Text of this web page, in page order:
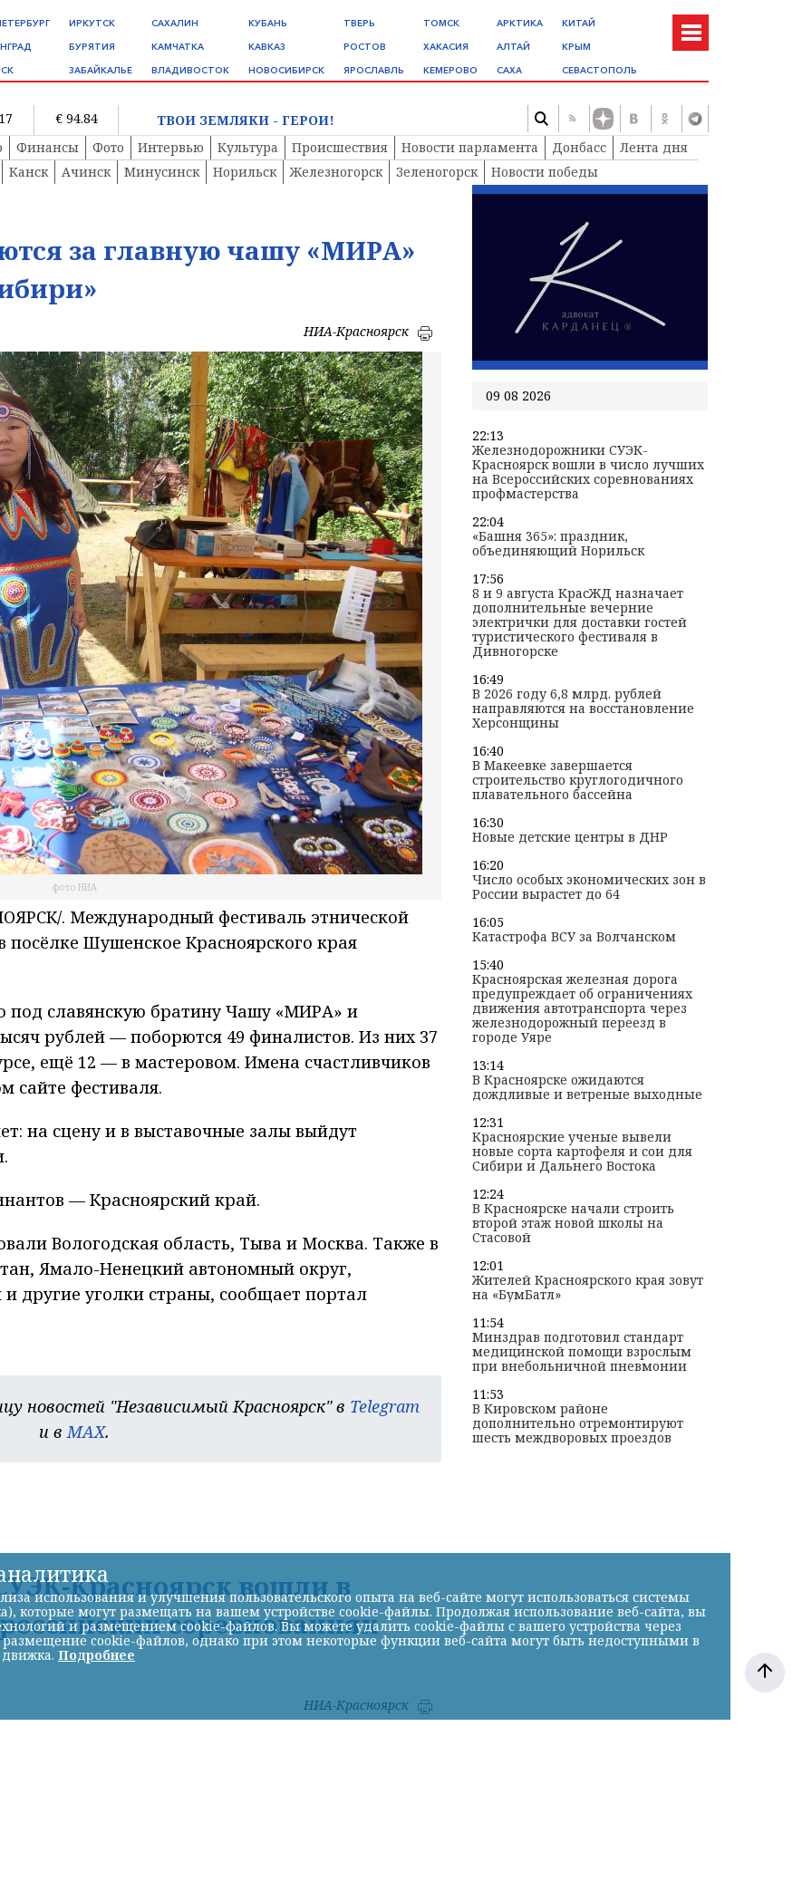
ИРКУТСК
БУРЯТИЯ
ЗАБАЙКАЛЬЕ
САХАЛИН
КАМЧАТКА
ВЛАДИВОСТОК
КУБАНЬ
КАВКАЗ
НОВОСИБИРСК
ТВЕРЬ
РОСТОВ
ЯРОСЛАВЛЬ
ТОМСК
ХАКАСИЯ
КЕМЕРОВО
АРКТИКА
АЛТАЙ
САХА
КИТАЙ
КРЫМ
СЕВАСТОПОЛЬ
€ 94.84
ТВОИ ЗЕМЛЯКИ - ГЕРОИ!
Финансы Фото Интервью Культура Происшествия Новости парламента Донбасс
Лента дня
Канск Ачинск Минусинск Норильск Железногорск Зеленогорск
Новости победы
за главную чашу «МИРА»
НИА-Красноярск
фото НИА
. Международный фестиваль этнической
Шушенское Красноярского края
под славянскую братину Чашу «МИРА» и
рублей — поборются 49 финалистов. Из них 37
ещё 12 — в мастеровом. Имена счастливчиков
сайте фестиваля.
на сцену и в выставочные залы выйдут
— Красноярский край.
Вологодская область, Тыва и Москва. Также в
Ямало-Ненецкий автономный округ,
другие уголки страны, сообщает портал
новостей "Независимый Красноярск" в Telegram
и вMAX.
Красноярск вошли в
соревнованиях
НИА-Красноярск
09 08 2026
22:13
Железнодорожники СУЭК-
Красноярск вошли в число лучших
на Всероссийских соревнованиях
профмастерства
22:04
«Башня 365»: праздник,
объединяющий Норильск
17:56
8 и 9 августа КрасЖД назначает
дополнительные вечерние
электрички для доставки гостей
туристического фестиваля в
Дивногорске
16:49
В 2026 году 6,8 млрд. рублей
направляются на восстановление
Херсонщины
16:40
В Макеевке завершается
строительство круглогодичного
плавательного бассейна
16:30
Новые детские центры в ДНР
16:20
Число особых экономических зон в
России вырастет до 64
16:05
Катастрофа ВСУ за Волчанском
15:40
Красноярская железная дорога
предупреждает об ограничениях
движения автотранспорта через
железнодорожный переезд в
городе Уяре
13:14
В Красноярске ожидаются
дождливые и ветреные выходные
12:31
Красноярские ученые вывели
новые сорта картофеля и сои для
Сибири и Дальнего Востока
12:24
В Красноярске начали строить
второй этаж новой школы на
Стасовой
12:01
Жителей Красноярского края зовут
на «БумБатл»
11:54
Минздрав подготовил стандарт
медицинской помощи взрослым
при внебольничной пневмонии
11:53
В Кировском районе
дополнительно отремонтируют
шесть междворовых проездов
использования и улучшения пользовательского опыта на веб-сайте могут использоваться системы
которые могут размещать на вашем устройстве cookie-файлы. Продолжая использование веб-сайта, вы
и размещением cookie-файлов. Вы можете удалить cookie-файлы с вашего устройства через
размещение cookie-файлов, однако при этом некоторые функции веб-сайта могут быть недоступными в
Подробнее